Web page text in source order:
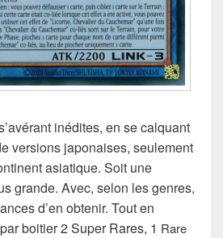
inédites, en se calquant
versions japonaises, seulement
asiatique. Soit une
grande. Avec, selon les genres,
d’en obtenir. Tout en
boitier 2 Super Rares, 1 Rare